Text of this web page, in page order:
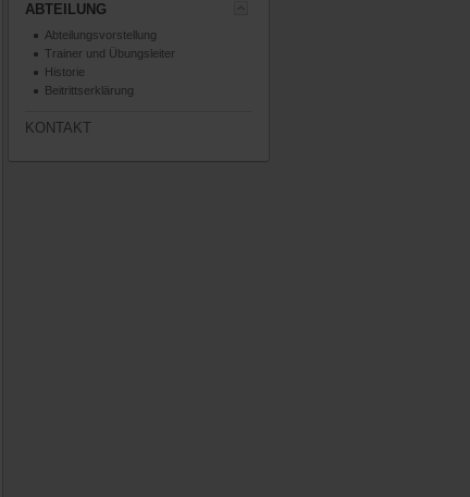
ABTEILUNG
Abteilungsvorstellung
Trainer und Übungsleiter
Historie
Beitrittserklärung
KONTAKT